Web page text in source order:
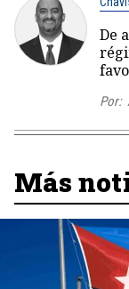
De
Por:
Más